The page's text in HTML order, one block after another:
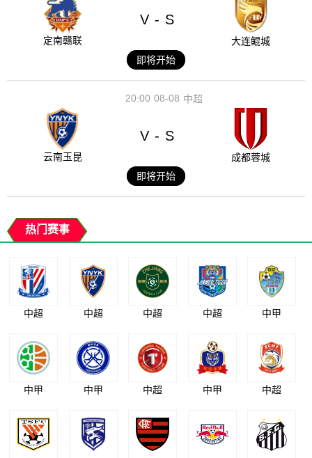
定南赣联
V - S
大连鲲城
即将开始
08-08
20:00 中超
云南玉昆
V - S
成都蓉城
即将开始
热门赛事
中超 中超 中超 中超 中甲
中甲 中甲 中超 中甲 中超